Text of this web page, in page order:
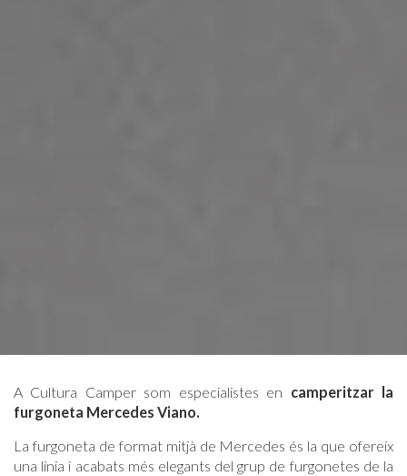
A Cultura Camper som especialistes en camperitzar la
furgoneta Mercedes Viano.
La furgoneta de format mitjà de Mercedes és la que ofereix
una línia i acabats més elegants del grup de furgonetes de la